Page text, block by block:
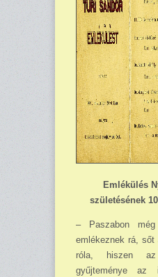
Emlékülés
születésének
– Paszabon
emlékeznek rá,
róla, hiszen
gyűjteménye az